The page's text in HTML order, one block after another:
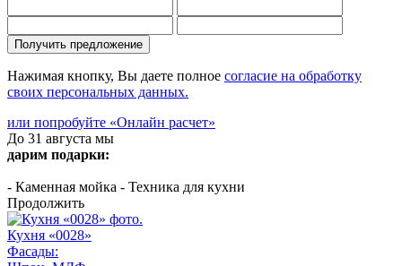
Получить предложение
Нажимая кнопку, Вы даете полное согласие на обработку
своих персональных данных.
или попробуйте «Онлайн расчет»
До 31 августа мы
дарим подарки:
- Каменная мойка - Техника для кухни
Продолжить
Кухня «0028»
Фасады: